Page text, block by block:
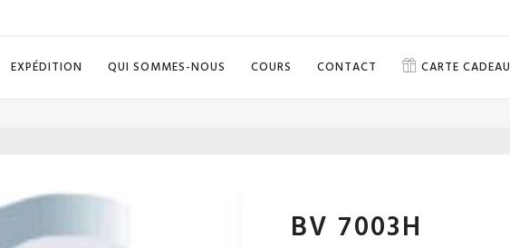
EXPÉDITION QUI SOMMES-NOUS COURS CONTACT CARTE CADEAU
BV 7003H